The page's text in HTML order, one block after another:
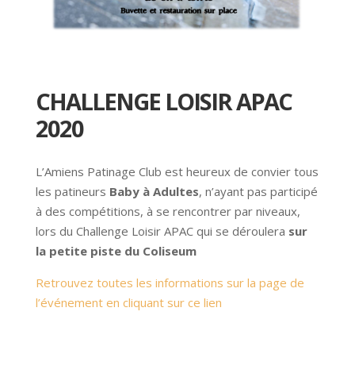
CHALLENGE LOISIR APAC
2020
L’Amiens Patinage Club est heureux de convier tous
les patineurs Baby à Adultes, n’ayant pas participé
à des compétitions, à se rencontrer par niveaux,
lors du Challenge Loisir APAC qui se déroulera sur
la petite piste du Coliseum
Retrouvez toutes les informations sur la page de
l’événement en cliquant sur ce lien